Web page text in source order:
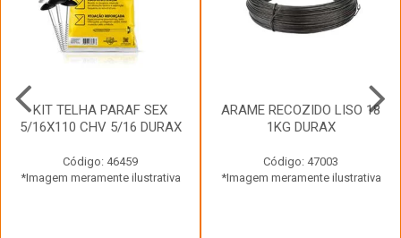
KIT TELHA PARAF SEX
5/16X110 CHV 5/16 DURAX
Código: 46459
*Imagem meramente ilustrativa
ARAME RECOZIDO LISO 18
1KG DURAX
Código: 47003
*Imagem meramente ilustrativa